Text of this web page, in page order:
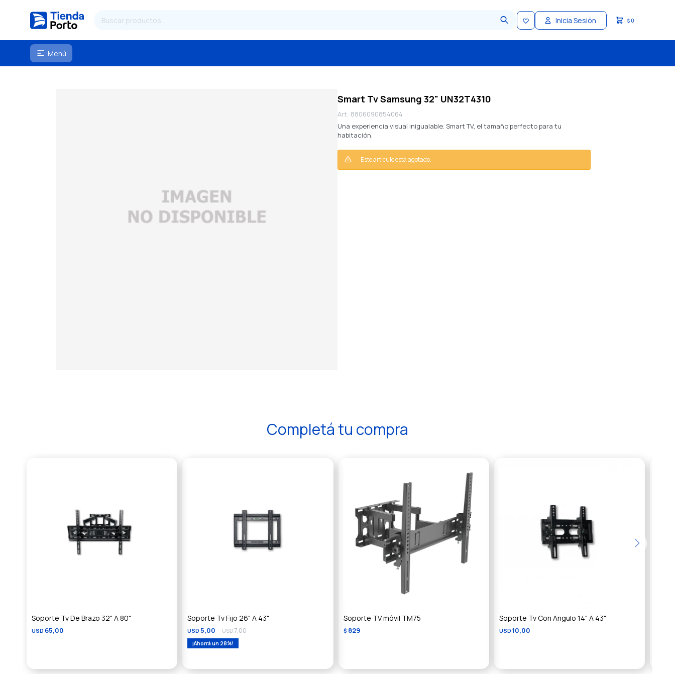
 Menú
$ 0
Smart Tv Samsung 32" UN32T4310
8806090854064
Una experiencia visual inigualable. Smart TV, el tamaño perfecto para tu
habitación.
Este artículo está agotado.
Completá tu compra
Soporte Tv De Brazo 32" A 80"
USD 65,00
Soporte Tv Fijo 26" A 43"
USD 5,00 USD7,00
28
Soporte TV móvil TM75
$ 829
Soporte Tv Con Angulo 14" A 43"
USD 10,00